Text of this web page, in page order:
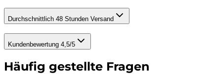
Durchschnittlich 48 Stunden Versand
Kundenbewertung 4,5/5
Häufig gestellte Fragen